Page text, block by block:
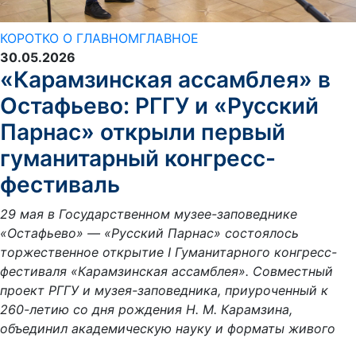
КОРОТКО О ГЛАВНОМГЛАВНОЕ
30.05.2026
«Карамзинская ассамблея» в
Остафьево: РГГУ и «Русский
Парнас» открыли первый
гуманитарный конгресс-
фестиваль
29 мая в Государственном музее-заповеднике
«Остафьево» — «Русский Парнас» состоялось
торжественное открытие I Гуманитарного конгресс-
фестиваля «Карамзинская ассамблея». Совместный
проект РГГУ и музея-заповедника, приуроченный к
260-летию со дня рождения Н. М. Карамзина,
объединил академическую науку и форматы живого